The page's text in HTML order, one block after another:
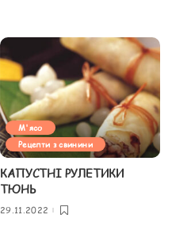
М'ясо
Рецепти з свинини
КАПУСТНІ РУЛЕТИКИ
ТЮНЬ
29.11.2022